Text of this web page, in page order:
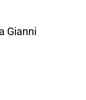
Gianni